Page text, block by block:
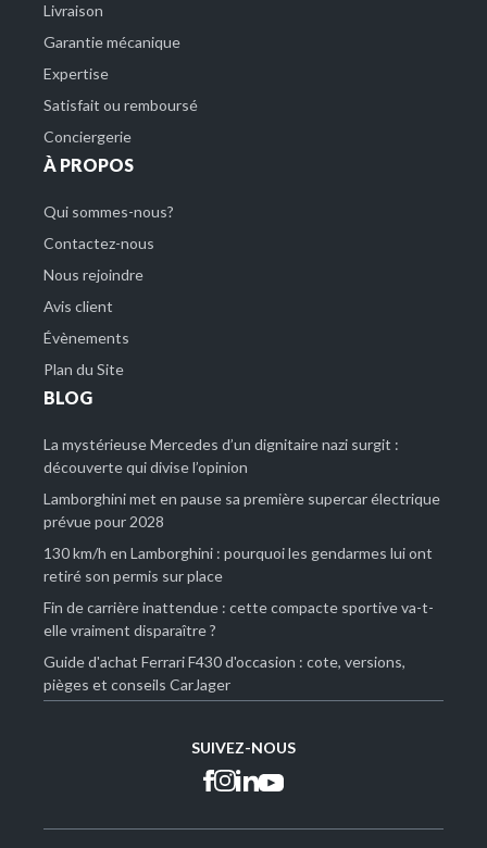
Livraison
Garantie mécanique
Expertise
Satisfait ou remboursé
Conciergerie
À PROPOS
Qui sommes-nous?
Contactez-nous
Nous rejoindre
Avis client
Évènements
Plan du Site
BLOG
La mystérieuse Mercedes d’un dignitaire nazi surgit :
découverte qui divise l’opinion
Lamborghini met en pause sa première supercar électrique
prévue pour 2028
130 km/h en Lamborghini : pourquoi les gendarmes lui ont
retiré son permis sur place
Fin de carrière inattendue : cette compacte sportive va-t-
elle vraiment disparaître ?
Guide d'achat Ferrari F430 d'occasion : cote, versions,
pièges et conseils CarJager
SUIVEZ-NOUS